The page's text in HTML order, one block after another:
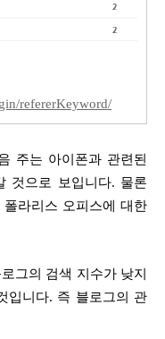
refererKeyword/
주는 아이폰과 관련된
것으로 보입니다. 물론
라리스 오피스에 대한
그의 검색 지수가 낮지
입니다. 즉 블로그의 관